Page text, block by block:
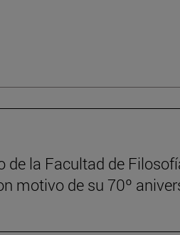
de la Facultad de
motivo de su 70º